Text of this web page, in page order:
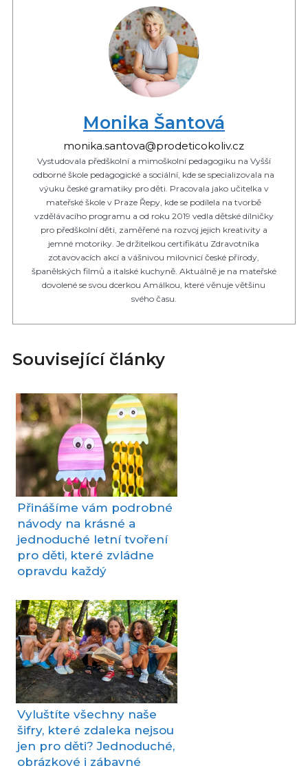
Monika Šantová
monika.santova@prodeticokoliv.cz
Vystudovala předškolní a mimoškolní pedagogiku na Vyšší
odborné škole pedagogické a sociální, kde se specializovala na
výuku české gramatiky pro děti. Pracovala jako učitelka v
mateřské škole v Praze Řepy, kde se podílela na tvorbě
vzdělávacího programu a od roku 2019 vedla dětské dílničky
pro předškolní děti, zaměřené na rozvoj jejich kreativity a
jemné motoriky. Je držitelkou certifikátu Zdravotníka
zotavovacích akcí a vášnivou milovnicí české přírody,
španělských filmů a italské kuchyně. Aktuálně je na mateřské
dovolené se svou dcerkou Amálkou, které věnuje většinu
svého času.
Související články
Přinášíme vám podrobné
návody na krásné a
jednoduché letní tvoření
pro děti, které zvládne
opravdu každý
Vyluštíte všechny naše
šifry, které zdaleka nejsou
jen pro děti? Jednoduché,
obrázkové i zábavné